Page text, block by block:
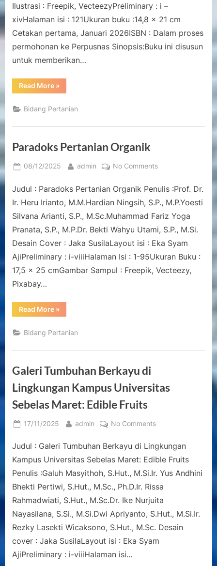
Ilustrasi : Freepik, VecteezyPreliminary : i –
xivHalaman isi : 121Ukuran buku :14,8 x 21 cm
Cetakan pertama, Januari 2026ISBN : Dalam proses
permohonan ke Perpusnas Sinopsis:Buku ini disusun
untuk memberikan…
Read More“Perhutanan
Sosial:
di
Jawa
»
Bidang Pertanian
Paradoks Pertanian Organik
Posted
08/12/2025 By
admin No Commentson
Pertanian
Organik
Judul : Paradoks Pertanian Organik Penulis :Prof. Dr.
Ir. Heru Irianto, M.M.Hardian Ningsih, S.P., M.P.Yoesti
Silvana Arianti, S.P., M.Sc.Muhammad Fariz Yoga
Pranata, S.P., M.P.Dr. Bekti Wahyu Utami, S.P., M.Si.
Desain Cover : Jaka SusilaLayout isi : Eka Syam
AjiPreliminary : i-viiiHalaman Isi : 1-95Ukuran Buku :
17,5 x 25 cmGambar Sampul : Freepik, Vecteezy,
Pixabay…
Read More“Paradoks
Pertanian
»
Bidang Pertanian
Galeri Tumbuhan Berkayu di
Lingkungan Kampus Universitas
Sebelas Maret: Edible Fruits
Posted
17/11/2025 By
admin No Commentson
Tumbuhan
Berkayu
Lingkungan
Kampus
Universitas
Sebelas
Maret:
Fruits
Judul : Galeri Tumbuhan Berkayu di Lingkungan
Kampus Universitas Sebelas Maret: Edible Fruits
Penulis :Galuh Masyithoh, S.Hut., M.Si.Ir. Yus Andhini
Bhekti Pertiwi, S.Hut., M.Sc., Ph.D.Ir. Rissa
Rahmadwiati, S.Hut., M.Sc.Dr. Ike Nurjuita
Nayasilana, S.Si., M.Si.Dwi Apriyanto, S.Hut., M.Si.Ir.
Rezky Lasekti Wicaksono, S.Hut., M.Sc. Desain
cover : Jaka SusilaLayout isi : Eka Syam
AjiPreliminary : i-viiiHalaman isi…